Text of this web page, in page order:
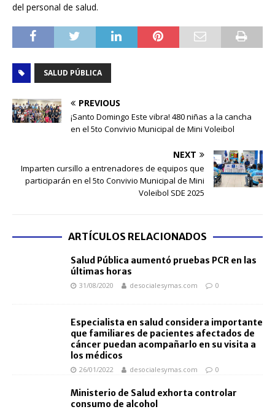
del personal de salud.
SALUD PÚBLICA
PREVIOUS
¡Santo Domingo Este vibra! 480 niñas a la cancha
en el 5to Convivio Municipal de Mini Voleibol
NEXT
Imparten cursillo a entrenadores de equipos que
participarán en el 5to Convivio Municipal de Mini
Voleibol SDE 2025
ARTÍCULOS RELACIONADOS
Salud Pública aumentó pruebas PCR en las
últimas horas
31/08/2020 desocialesymas.com 0
Especialista en salud considera importante
que familiares de pacientes afectados de
cáncer puedan acompañarlo en su visita a
los médicos
26/01/2022 desocialesymas.com 0
Ministerio de Salud exhorta controlar
consumo de alcohol